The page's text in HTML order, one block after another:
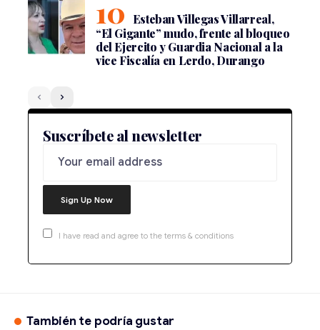
Esteban Villegas Villarreal,
“El Gigante” mudo, frente al bloqueo
del Ejercito y Guardia Nacional a la
vice Fiscalía en Lerdo, Durango
Suscríbete al newsletter
I have read and agree to the terms & conditions
También te podría gustar